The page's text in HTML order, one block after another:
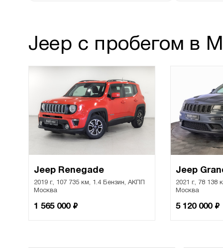
Jeep с пробегом в
Jeep Renegade
2019 г., 107 735 км, 1.4 Бензин, АКПП
Москва
1 565 000 ₽
Jeep
2021 г., 78 138
Москва
5 120 000 ₽